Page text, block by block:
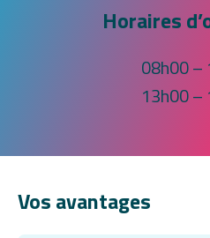
Horaires
08h00 –
13h00 –
Vos avantages